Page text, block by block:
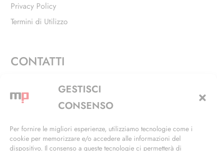
GESTISCI
CONSENSO
Per fornire le migliori esperienze, utilizziamo tecnologie come i
cookie per memorizzare e/o accedere alle informazioni del
dispositivo. Il consenso a queste tecnologie ci permetterà di
Privacy Policy
Termini di Utilizzo
CONTATTI
Via Alfieri, 27 - Trezzano Sul Naviglio (MI)
+39 02 4846 3155
info@masterphil.it